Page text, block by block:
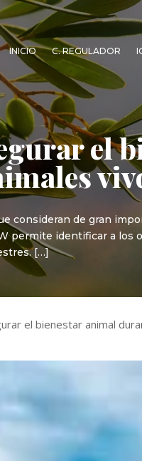
INICIO C. REGULADOR
el
consideran de gran
permite identificar a
[…]
el bienestar animal